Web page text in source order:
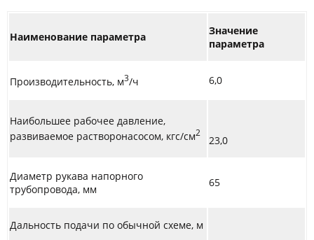
Наименование параметра
Значение
параметра
Производительность, м3/ч 6,0
Наибольшее рабочее давление,
развиваемое растворонасосом, кгс/см2
23,0
Диаметр рукава напорного
трубопровода, мм
65
Дальность подачи по обычной схеме, м